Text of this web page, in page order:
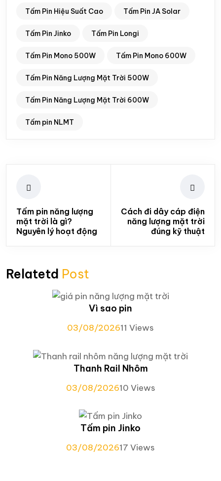
Tấm Pin Hiệu Suất Cao Tấm Pin JA Solar
Tấm Pin Jinko Tấm Pin Longi
Tấm Pin Mono 500W Tấm Pin Mono 600W
Tấm Pin Năng Lượng Mặt Trời 500W
Tấm Pin Năng Lượng Mặt Trời 600W
Tấm pin NLMT
Tấm pin năng lượng
mặt trời là gì?
Nguyên lý hoạt động
Cách đi dây cáp điện
năng lượng mặt trời
đúng kỹ thuật
Relatetd Post
Vì sao pin
03/08/202611 Views
Thanh Rail Nhôm
03/08/202610 Views
Tấm pin Jinko
03/08/202617 Views